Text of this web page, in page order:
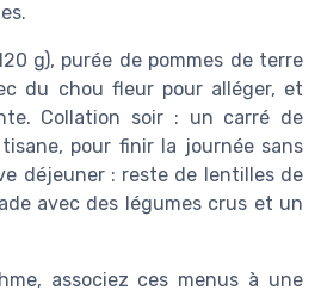
g), purée de pommes de terre
du chou fleur pour alléger, et
Collation soir : un carré de
pour finir la journée sans
déjeuner : reste de lentilles de
avec des légumes crus et un
associez ces menus à une